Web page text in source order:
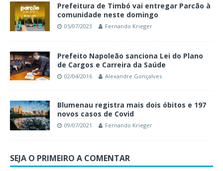
Prefeitura de Timbó vai entregar Parcão à
comunidade neste domingo
05/07/2023 Fernando Krieger
Prefeito Napoleão sanciona Lei do Plano
de Cargos e Carreira da Saúde
02/04/2016 Alexandre Gonçalves
Blumenau registra mais dois óbitos e 197
novos casos de Covid
09/07/2021 Fernando Krieger
SEJA O PRIMEIRO A COMENTAR